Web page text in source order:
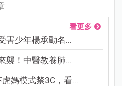
看更多
害少年楊承勳名...
襲！中醫教養肺...
媽模式禁3C，看...